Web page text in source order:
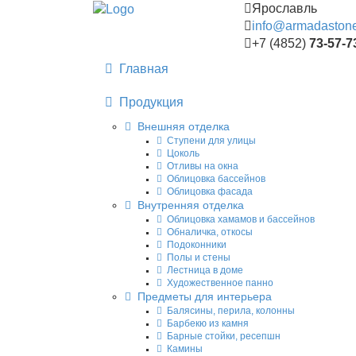
Ярославль
+7 (4852) 73-57-
Главная
Продукция
Внешняя отделка
Ступени для улицы
Цоколь
Отливы на окна
Облицовка бассейнов
Облицовка фасада
Внутренняя отделка
Облицовка хамамов и бассейнов
Обналичка, откосы
Подоконники
Полы и стены
Лестница в доме
Художественное панно
Предметы для интерьера
Балясины, перила, колонны
Барбекю из камня
Барные стойки, ресепшн
Камины